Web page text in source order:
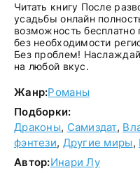
Читать книгу После
усадьбы онлайн
возможность
без необходимости
Без проблем!
на любой вкус.
Жанр:Романы
Подборки:
Драконы, Самиздат,
фэнтези, Другие миры,
Автор:Инари Лу